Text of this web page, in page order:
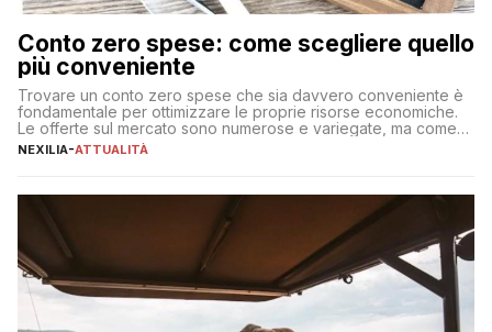
Conto zero spese: come scegliere quello
più conveniente
Trovare un conto zero spese che sia davvero conveniente è
fondamentale per ottimizzare le proprie risorse economiche.
Le offerte sul mercato sono numerose e variegate, ma come
individuare quella più adatta alle proprie esigenze senza
sul […]
NEXILIA-ATTUALITÀ